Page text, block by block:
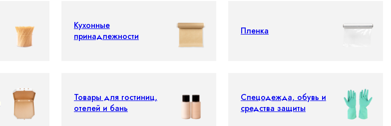
Кухонные
принадлежности
Пленка
Товары для гостиниц,
отелей и бань
Спецодежда, обувь и
средства защиты